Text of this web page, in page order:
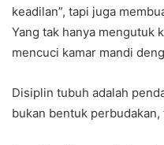
keadilan”, tapi juga
Yang tak hanya mengutuk
mencuci kamar mandi
Disiplin tubuh adalah
bukan bentuk